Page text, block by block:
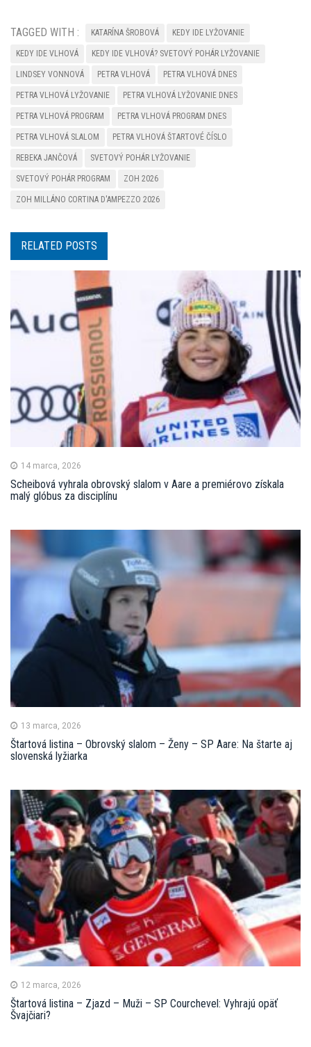
TAGGED WITH : KATARÍNA ŠROBOVÁ KEDY IDE LYŽOVANIE
KEDY IDE VLHOVÁ KEDY IDE VLHOVÁ? SVETOVÝ POHÁR LYŽOVANIE
LINDSEY VONNOVÁ PETRA VLHOVÁ PETRA VLHOVÁ DNES
PETRA VLHOVÁ LYŽOVANIE PETRA VLHOVÁ LYŽOVANIE DNES
PETRA VLHOVÁ PROGRAM PETRA VLHOVÁ PROGRAM DNES
PETRA VLHOVÁ SLALOM PETRA VLHOVÁ ŠTARTOVÉ ČÍSLO
REBEKA JANČOVÁ SVETOVÝ POHÁR LYŽOVANIE
SVETOVÝ POHÁR PROGRAM ZOH 2026
ZOH MILLÁNO CORTINA D'AMPEZZO 2026
RELATED POSTS
14 marca, 2026
Scheibová vyhrala obrovský slalom v Aare a premiérovo získala
malý glóbus za disciplínu
13 marca, 2026
Štartová listina – Obrovský slalom – Ženy – SP Aare: Na štarte aj
slovenská lyžiarka
12 marca, 2026
Štartová listina – Zjazd – Muži – SP Courchevel: Vyhrajú opäť
Švajčiari?